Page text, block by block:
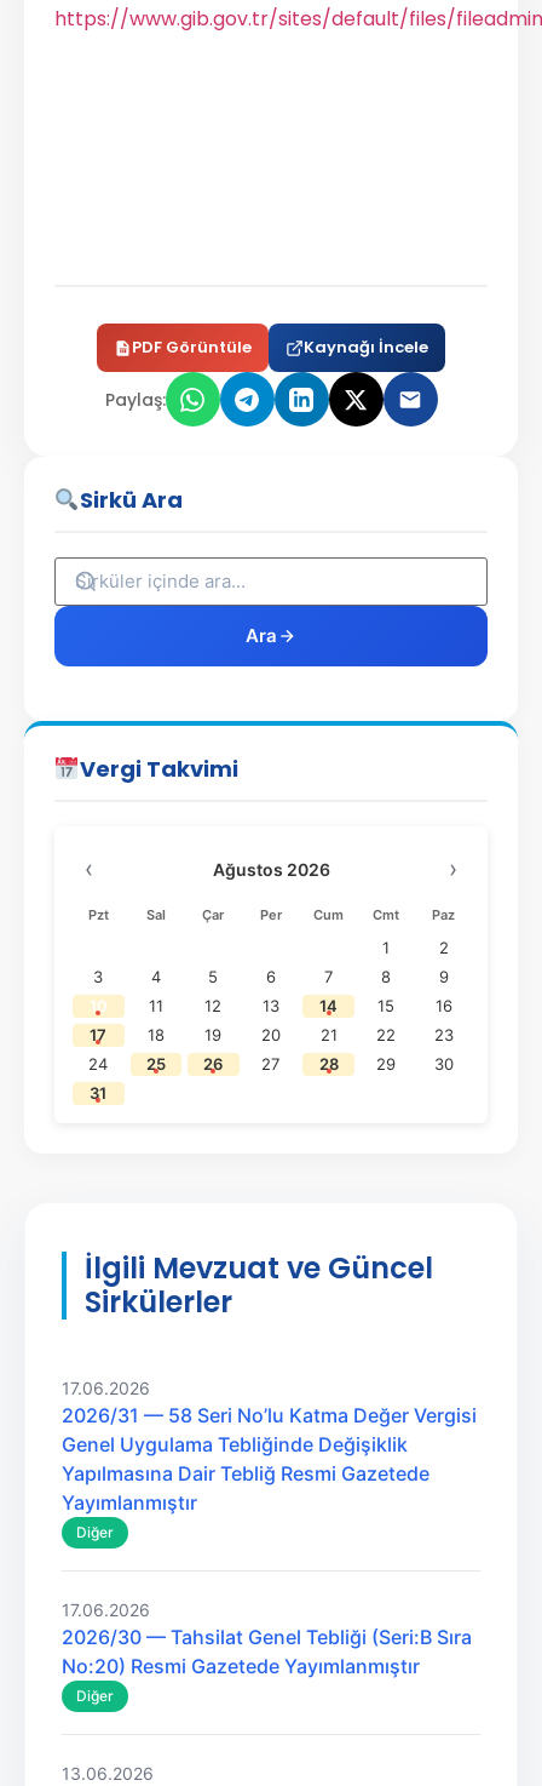
https://www.gib.gov.tr/sites/default/files/
PDF Görüntüle Kaynağı İncele
Paylaş:
Sirkü Ara
Ara
Vergi Takvimi
‹ Ağustos 2026 ›
Pzt Sal Çar Per Cum Cmt Paz
1
2
3
4 5 6 7 8
9
10
11 12 13 14 15
16
17
18 19 20 21 22
23
24
25 26 27 28 29
30
31
İlgili Mevzuat ve Güncel
Sirkülerler
17.06.2026
2026/31 — 58 Seri No’lu Katma Değer Vergisi
Genel Uygulama Tebliğinde Değişiklik
Yapılmasına Dair Tebliğ Resmi Gazetede
Yayımlanmıştır
Diğer
17.06.2026
2026/30 — Tahsilat Genel Tebliği (Seri:B Sıra
No:20) Resmi Gazetede Yayımlanmıştır
Diğer
13.06.2026